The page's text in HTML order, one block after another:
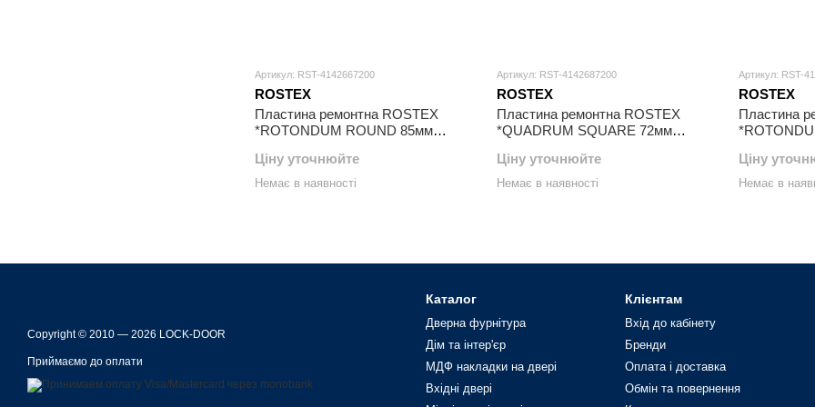
Артикул: RST-4142667200
ROSTEX
Пластина ремонтна ROSTEX
*ROTONDUM ROUND 85мм
Ціну уточнюйте
Немає в наявності
Артикул: RST-4142687200
ROSTEX
Пластина ремонтна ROSTEX
*QUADRUM SQUARE 72мм
Ціну уточнюйте
Немає в наявності
Артикул: RST-
ROSTEX
Пластина
Ціну
Немає в
Copyright © 2010 — 2026 LOCK-DOOR
Приймаємо до оплати
Каталог
Дверна фурнітура
Дім та інтер'єр
МДФ накладки на двері
Вхідні двері
Клієнтам
Вхід до кабінету
Бренди
Оплата і доставка
Обмін та повернення